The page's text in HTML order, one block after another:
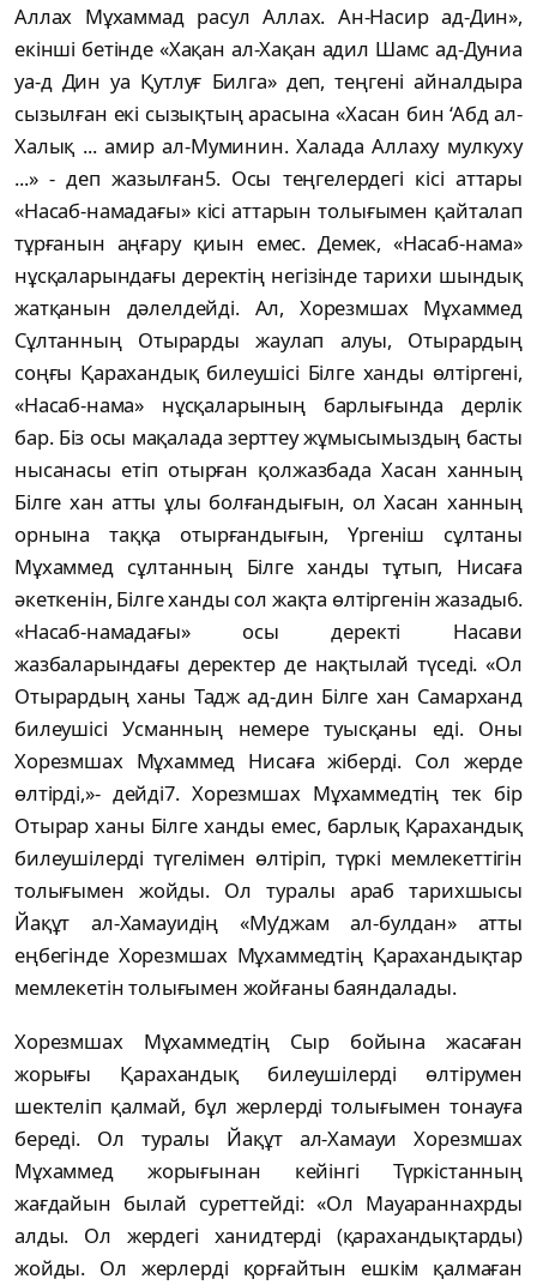
Аллах Мұхаммад расул Аллах. Ан-Насир ад-Дин»,
екінші бетінде «Хақан ал-Хақан адил Шамс ад-Дуниа
уа-д Дин уа Қутлуғ Билга» деп, теңгені айналдыра
сызылған екі сызықтың арасына «Хасан бин ‘Абд ал-
Халық ... амир ал-Муминин. Халада Аллаху мулкуху
...» - деп жазылған5. Осы теңгелердегі кісі аттары
«Насаб-намадағы» кісі аттарын толығымен қайталап
тұрғанын аңғару қиын емес. Демек, «Насаб-нама»
нұсқаларындағы деректің негізінде тарихи шындық
жатқанын дәлелдейді. Ал, Хорезмшах Мұхаммед
Сұлтанның Отырарды жаулап алуы, Отырардың
соңғы Қарахандық билеушісі Білге ханды өлтіргені,
«Насаб-нама» нұсқаларының барлығында дерлік
бар. Біз осы мақалада зерттеу жұмысымыздың басты
нысанасы етіп отырған қолжазбада Хасан ханның
Білге хан атты ұлы болғандығын, ол Хасан ханның
орнына таққа отырғандығын, Үргеніш сұлтаны
Мұхаммед сұлтанның Білге ханды тұтып, Нисаға
әкеткенін, Білге ханды сол жақта өлтіргенін жазады6.
«Насаб-намадағы» осы деректі Насави
жазбаларындағы деректер де нақтылай түседі. «Ол
Отырардың ханы Тадж ад-дин Білге хан Самарханд
билеушісі Усманның немере туысқаны еді. Оны
Хорезмшах Мұхаммед Нисаға жіберді. Сол жерде
өлтірді,»- дейді7. Хорезмшах Мұхаммедтің тек бір
Отырар ханы Білге ханды емес, барлық Қарахандық
билеушілерді түгелімен өлтіріп, түркі мемлекеттігін
толығымен жойды. Ол туралы араб тарихшысы
Йақұт ал-Хамауидің «Му‘джам ал-булдан» атты
еңбегінде Хорезмшах Мұхаммедтің Қарахандықтар
мемлекетін толығымен жойғаны баяндалады.
Хорезмшах Мұхаммедтің Сыр бойына жасаған
жорығы Қарахандық билеушілерді өлтірумен
шектеліп қалмай, бұл жерлерді толығымен тонауға
береді. Ол туралы Йақұт ал-Хамауи Хорезмшах
Мұхаммед жорығынан кейінгі Түркістанның
жағдайын былай суреттейді: «Ол Мауараннахрды
алды. Ол жердегі ханидтерді (қарахандықтарды)
жойды. Ол жерлерді қорғайтын ешкім қалмаған